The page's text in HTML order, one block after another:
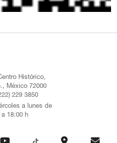
Histórico,
México 72000
229 3850
a lunes de
a 18:00 h